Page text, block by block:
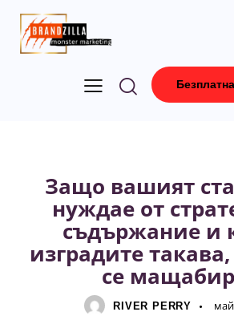
Защо вашият
нуждае от
съдържание и
изградите
се
RIVER PERRY